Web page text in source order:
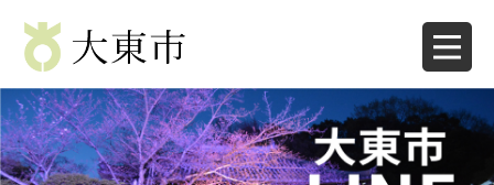
頭
で
す
飛
ば
し